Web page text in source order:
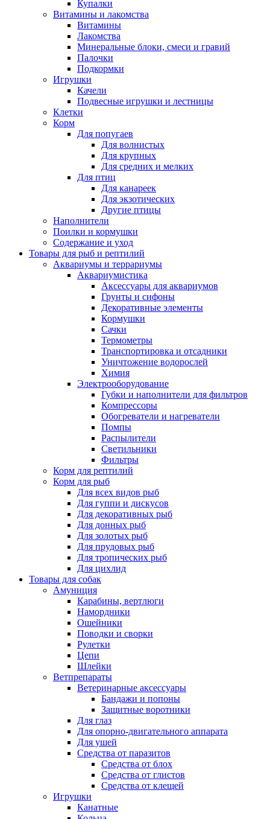
Купалки
Витамины и лакомства
Витамины
Лакомства
Минеральные блоки, смеси и гравий
Палочки
Подкормки
Игрушки
Качели
Подвесные игрушки и лестницы
Клетки
Корм
Для попугаев
Для волнистых
Для крупных
Для средних и мелких
Для птиц
Для канареек
Для экзотических
Другие птицы
Наполнители
Поилки и кормушки
Содержание и уход
Товары для рыб и рептилий
Аквариумы и террариумы
Аквариумистика
Аксессуары для аквариумов
Грунты и сифоны
Декоративные элементы
Кормушки
Сачки
Термометры
Транспортировка и отсадники
Уничтожение водорослей
Химия
Электрооборудование
Губки и наполнители для фильтров
Компрессоры
Обогреватели и нагреватели
Помпы
Распылители
Светильники
Фильтры
Корм для рептилий
Корм для рыб
Для всех видов рыб
Для гуппи и дискусов
Для декоративных рыб
Для донных рыб
Для золотых рыб
Для прудовых рыб
Для тропических рыб
Для цихлид
Товары для собак
Амуниция
Карабины, вертлюги
Намордники
Ошейники
Поводки и сворки
Рулетки
Цепи
Шлейки
Ветпрепараты
Ветеринарные аксессуары
Бандажи и попоны
Защитные воротники
Для глаз
Для опорно-двигательного аппарата
Для ушей
Средства от паразитов
Средства от блох
Средства от глистов
Средства от клещей
Игрушки
Канатные